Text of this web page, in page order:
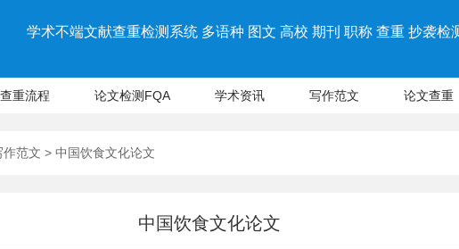
学术不端文献查重检测系统 多语种 图文 高校 期刊 职称 查重 抄袭检
重流程 论文检测FQA 学术资讯 写作范文 论文查重
作范文 > 中国饮食文化论文
中国饮食文化论文